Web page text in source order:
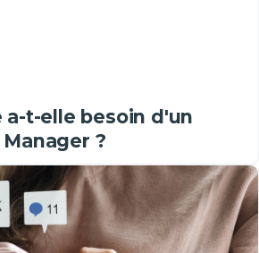
t-elle besoin d'un
?